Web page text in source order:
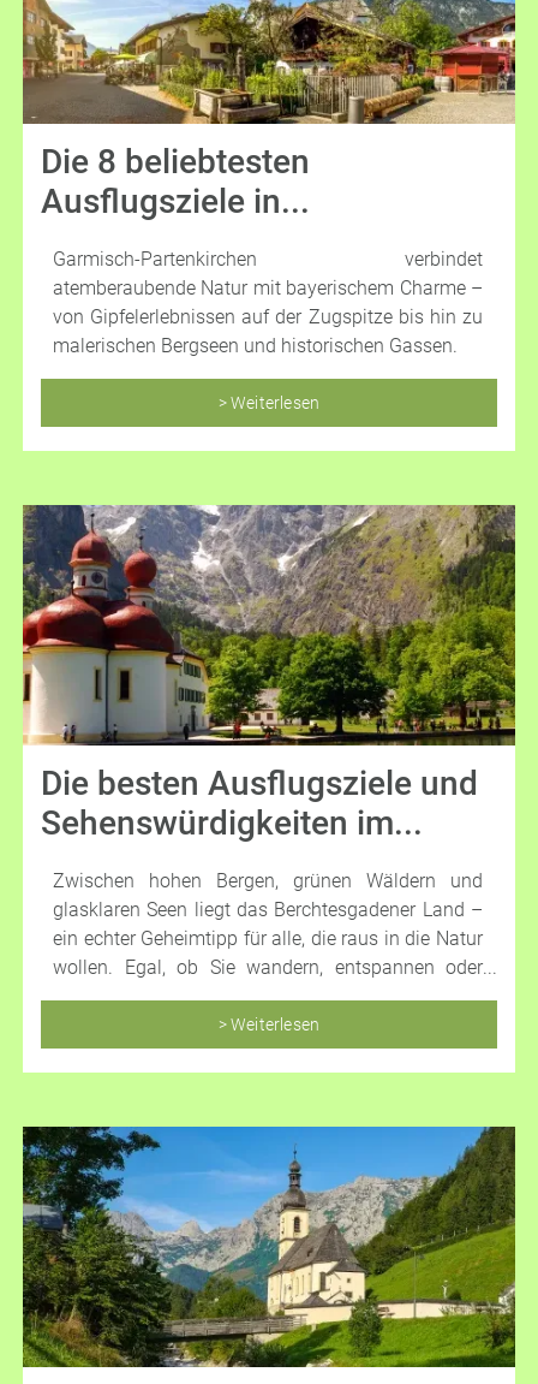
Die 8 beliebtesten
Ausflugsziele in...
Garmisch-Partenkirchen verbindet
atemberaubende Natur mit bayerischem Charme –
von Gipfelerlebnissen auf der Zugspitze bis hin zu
malerischen Bergseen und historischen Gassen.
> Weiterlesen
Die besten Ausflugsziele und
Sehenswürdigkeiten im...
Zwischen hohen Bergen, grünen Wäldern und
glasklaren Seen liegt das Berchtesgadener Land –
ein echter Geheimtipp für alle, die raus in die Natur
wollen. Egal, ob Sie wandern, entspannen oder
einfach die Aussicht genießen möchten, hier gibt
es jede Menge zu entdecken.
> Weiterlesen